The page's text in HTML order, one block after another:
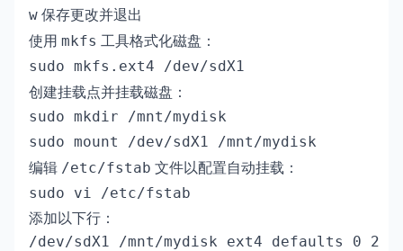
w 保存更改并退出
使用 mkfs 工具格式化磁盘：
sudo mkfs.ext4 /dev/sdX1
创建挂载点并挂载磁盘：
sudo mkdir /mnt/mydisk
sudo mount /dev/sdX1 /mnt/mydisk
编辑 /etc/fstab 文件以配置自动挂载：
sudo vi /etc/fstab
添加以下行：
/dev/sdX1 /mnt/mydisk ext4 defaults 0 2